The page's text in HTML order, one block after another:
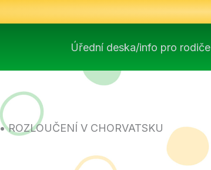
Úřední deska/info pro rodiče
•ROZLOUČENÍ V CHORVATSKU